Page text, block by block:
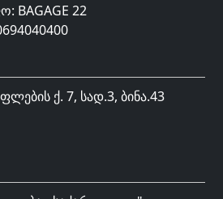
BAGAGE 22
ქ. 7, სად.3, ბინა.43